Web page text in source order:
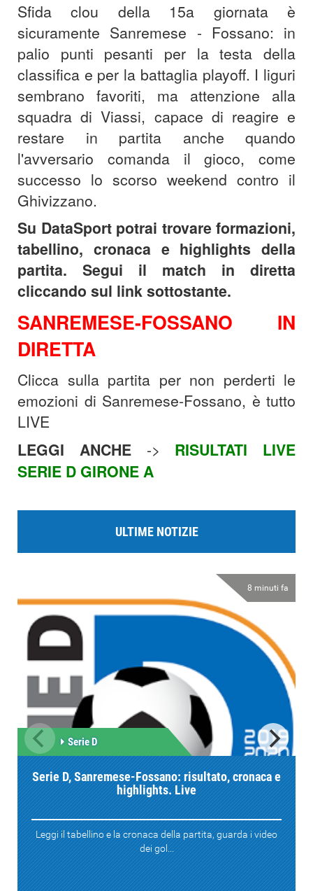
Sfida clou della 15a giornata è
sicuramente Sanremese - Fossano: in
palio punti pesanti per la testa della
classifica e per la battaglia playoff. I liguri
sembrano favoriti, ma attenzione alla
squadra di Viassi, capace di reagire e
restare in partita anche quando
l'avversario comanda il gioco, come
successo lo scorso weekend contro il
Ghivizzano.
Su DataSport potrai trovare formazioni,
tabellino, cronaca e highlights della
partita. Segui il match in diretta
cliccando sul link sottostante.
SANREMESE-FOSSANO IN
DIRETTA
Clicca sulla partita per non perderti le
emozioni di Sanremese-Fossano, è tutto
LIVE
LEGGI ANCHE-> RISULTATI LIVE
SERIE D GIRONE A
ULTIME NOTIZIE
8 minuti fa
Serie D
Serie D, Sanremese-Fossano: risultato, cronaca e
highlights. Live
Leggi il tabellino e la cronaca della partita, guarda i video
dei gol...